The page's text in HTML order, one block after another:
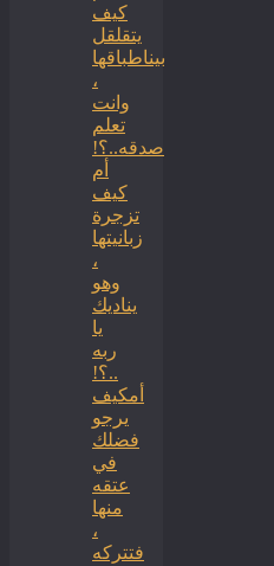
كيف
يتقلقل
بيناطباقها
،
وانت
تعلم
صدقه..؟!
أم
كيف
تزجرة
زبانيتها
،
وهو
يناديك
يا
ربه
..؟!
أمكيف
يرجو
فضلك
في
عتقه
منها
،
فتتركه